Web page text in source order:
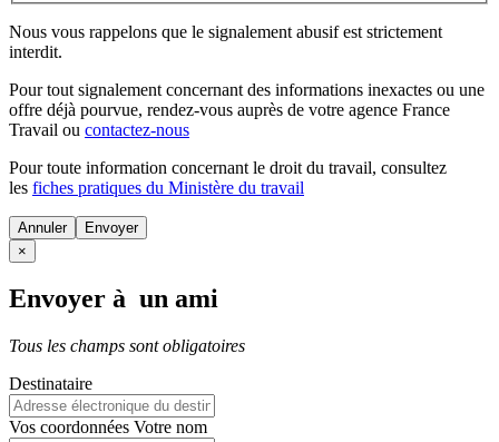
Nous vous rappelons que le signalement abusif est strictement
interdit.
Pour tout signalement concernant des informations inexactes ou une
offre déjà pourvue, rendez-vous auprès de votre agence France
Travail ou contactez-nous
Pour toute information concernant le droit du travail, consultez
les fiches pratiques du Ministère du travail
Annuler
×
Envoyer à un ami
Tous les champs sont obligatoires
Destinataire
Vos coordonnées Votre nom